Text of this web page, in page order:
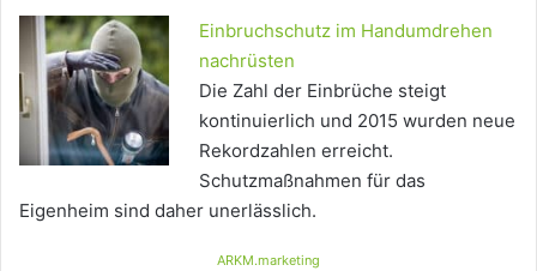
Einbruchschutz im Handumdrehen
nachrüsten
Die Zahl der Einbrüche steigt
kontinuierlich und 2015 wurden neue
Rekordzahlen erreicht.
Schutzmaßnahmen für das
Eigenheim sind daher unerlässlich.
ARKM.marketing